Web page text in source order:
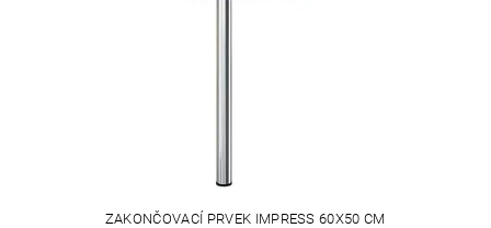
ZAKONČOVACÍ PRVEK IMPRESS 60X50 CM